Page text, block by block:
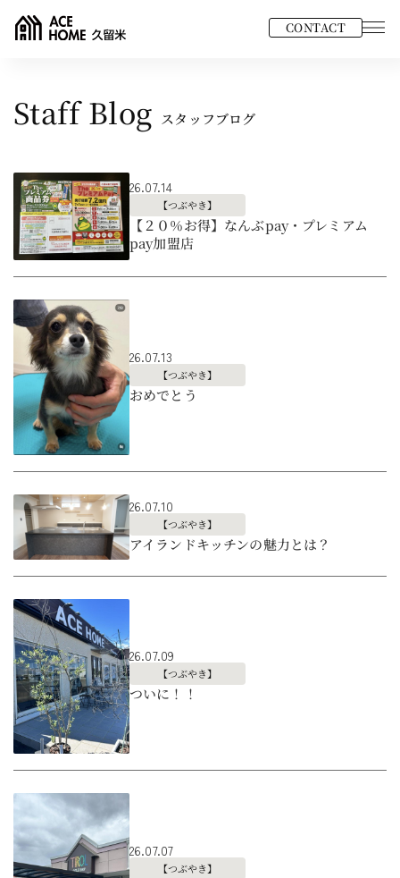
CONTACT
Staff Blog スタッフブログ
26.07.14
【つぶやき】
【２０％お得】なんぶpay・プレミアム
pay加盟店
26.07.13
【つぶやき】
おめでとう
26.07.10
【つぶやき】
アイランドキッチンの魅力とは？
26.07.09
【つぶやき】
ついに！！
26.07.07
【つぶやき】